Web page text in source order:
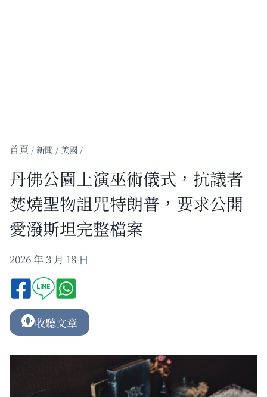
/新聞 / 美國 /
丹佛公園上演巫術儀式，抗議者
焚燒聖物詛咒特朗普，要求公開
愛潑斯坦完整檔案
2026 年 3 月 18 日
收聽文章